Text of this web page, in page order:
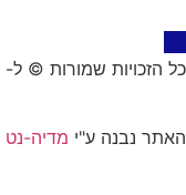
כל הזכויות שמורות © ל- 90FM
האתר נבנה ע"י מדיה-נט